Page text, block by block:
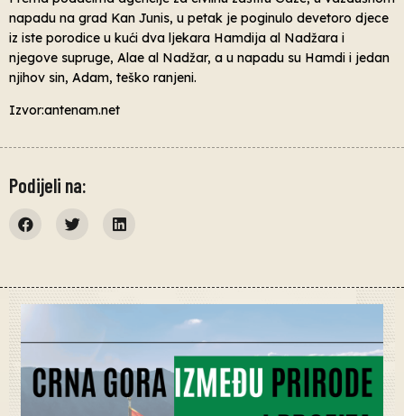
napadu na grad Kan Junis, u petak je poginulo devetoro djece
iz iste porodice u kući dva ljekara Hamdija al Nadžara i
njegove supruge, Alae al Nadžar, a u napadu su Hamdi i jedan
njihov sin, Adam, teško ranjeni.
Izvor:antenam.net
Podijeli na: